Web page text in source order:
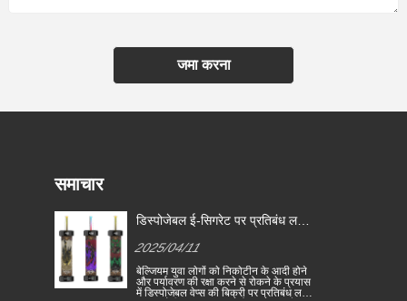
जमा करना
समाचार
डिस्पोजेबल ई-सिगरेट पर प्रतिबंध लगाने
देश बन जाता है
2025/04/11
बेल्जियम युवा लोगों को निकोटीन के आदी होने
और पर्यावरण की रक्षा करने से रोकने के प्रयास
में डिस्पोजेबल वेप्स की बिक्री पर प्रतिबंध लगाने